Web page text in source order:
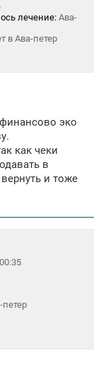
лечение: Ава-
в Ава-петер
эко
как чеки
в
и тоже
петер